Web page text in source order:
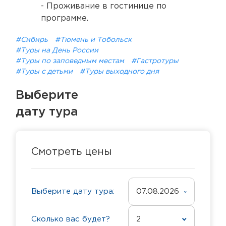
- Проживание в гостинице по
программе.
#Сибирь
#Тюмень и Тобольск
#Туры на День России
#Туры по заповедным местам
#Гастротуры
#Туры с детьми
#Туры выходного дня
Выберите
дату тура
Смотреть цены
Выберите дату тура: 07.08.2026
Сколько вас будет? 2